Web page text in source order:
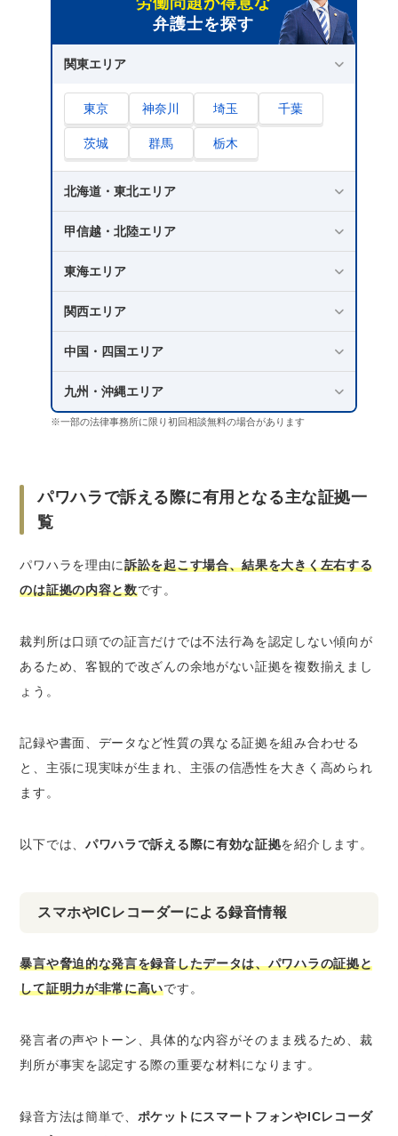
弁護士を探す
関東エリア
東京 神奈川 埼玉 千葉
茨城 群馬 栃木
北海道・東北エリア
甲信越・北陸エリア
東海エリア
関西エリア
中国・四国エリア
九州・沖縄エリア
※一部の法律事務所に限り初回相談無料の場合があります
パワハラで訴える際に有用となる主な証拠一
覧
パワハラを理由に訴訟を起こす場合、結果を大きく左右する
のは証拠の内容と数です。
裁判所は口頭での証言だけでは不法行為を認定しない傾向が
あるため、客観的で改ざんの余地がない証拠を複数揃えまし
ょう。
記録や書面、データなど性質の異なる証拠を組み合わせる
と、主張に現実味が生まれ、主張の信憑性を大きく高められ
ます。
以下では、 パワハラで訴える際に有効な証拠を紹介します。
スマホやICレコーダーによる録音情報
暴言や脅迫的な発言を録音したデータは、パワハラの証拠と
して証明力が非常に高いです。
発言者の声やトーン、具体的な内容がそのまま残るため、裁
判所が事実を認定する際の重要な材料になります。
録音方法は簡単で、 ポケットにスマートフォンやICレコーダ